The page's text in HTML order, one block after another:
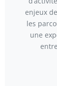
enjeux
les
une